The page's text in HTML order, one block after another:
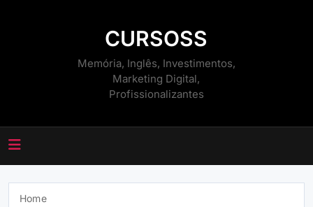
CURSOSS
Memória, Inglês, Investimentos,
Marketing Digital,
Profissionalizantes
Home